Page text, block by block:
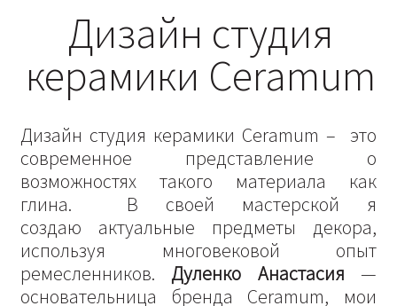
Дизайн студия
керамики Ceramum
Дизайн студия керамики Ceramum – это
современное представление о
возможностях такого материала как
глина. В своей мастерской я
создаю актуальные предметы декора,
используя многовековой опыт
ремесленников. Дуленко Анастасия —
основательница бренда Ceramum, мои